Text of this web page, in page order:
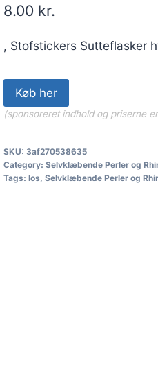
8.00 kr.
, Stofstickers Sutteflasker
Køb her
(sponsoreret indhold og priserne
SKU: 3af270538635
Category: Selvklæbende Perler og
Tags: los, Selvklæbende Perler og